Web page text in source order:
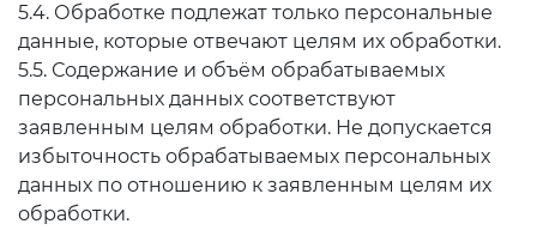
5.4. Обработке подлежат только персональные
данные, которые отвечают целям их обработки.
5.5. Содержание и объём обрабатываемых
персональных данных соответствуют
заявленным целям обработки. Не допускается
избыточность обрабатываемых персональных
данных по отношению к заявленным целям их
обработки.